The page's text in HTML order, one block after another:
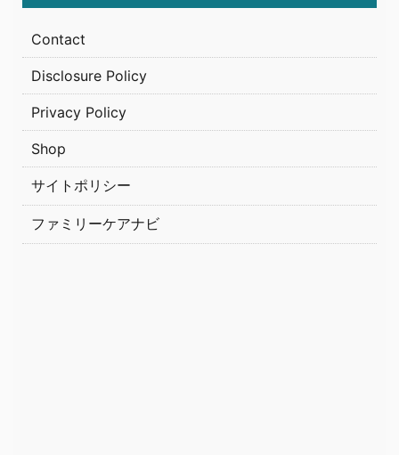
Contact
Disclosure Policy
Privacy Policy
Shop
サイトポリシー
ファミリーケアナビ